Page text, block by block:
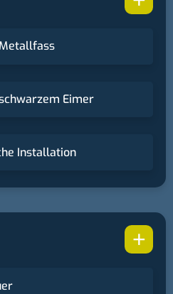
Eimer
Installation
+